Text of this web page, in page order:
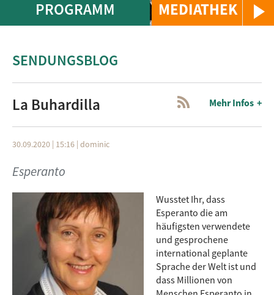
MEDIATHEK
PROGRAMM
SENDUNGSBLOG
La Buhardilla Mehr Infos
30.09.2020 | 15:16 | dominic
Esperanto
Wusstet Ihr, dass
Esperanto die am
häufigsten verwendete
und gesprochene
international geplante
Sprache der Welt ist und
dass Millionen von